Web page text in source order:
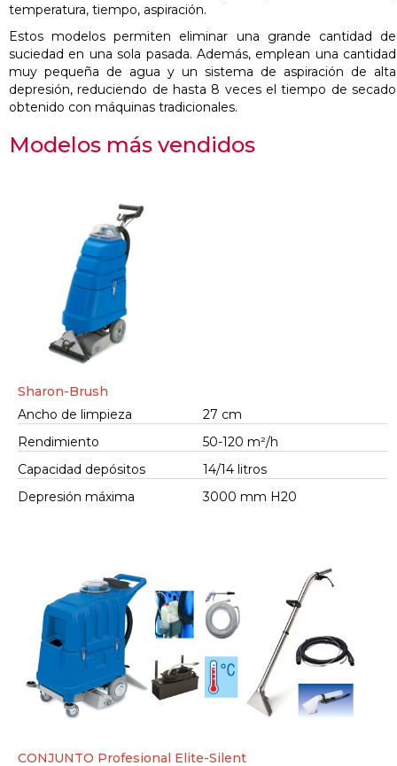
temperatura, tiempo, aspiración.
Estos modelos permiten eliminar una grande cantidad de
suciedad en una sola pasada. Además, emplean una cantidad
muy pequeña de agua y un sistema de aspiración de alta
depresión, reduciendo de hasta 8 veces el tiempo de secado
obtenido con máquinas tradicionales.
Modelos más vendidos
Sharon-Brush
Ancho de limpieza
27 cm
Rendimiento
50-120 m²/h
Capacidad depósitos
14/14 litros
Depresión máxima
3000 mm H20
CONJUNTO Profesional Elite-Silent